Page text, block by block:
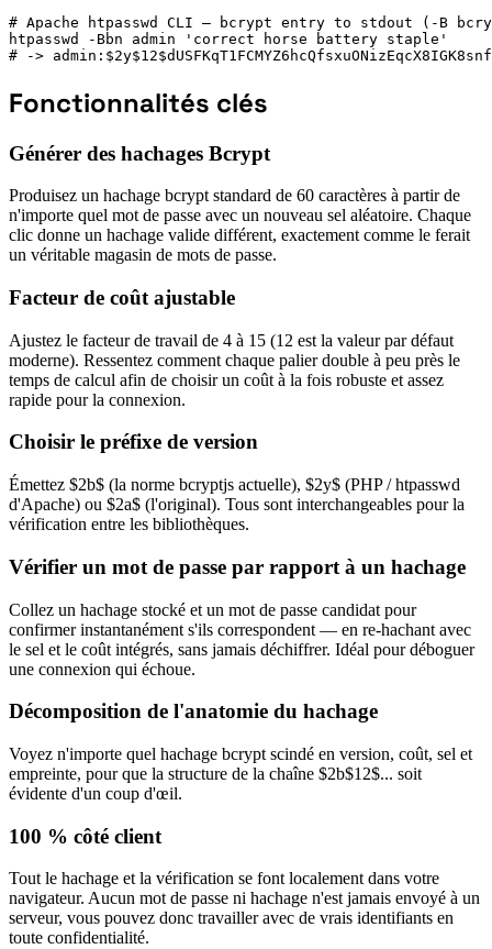
# Apache htpasswd CLI — bcrypt entry to stdout (-B
htpasswd -Bbn admin 'correct horse battery staple'
# ->
Fonctionnalités clés
Générer des hachages Bcrypt
Produisez un hachage bcrypt standard de 60 caractères à partir de
n'importe quel mot de passe avec un nouveau sel aléatoire. Chaque
clic donne un hachage valide différent, exactement comme le ferait
un véritable magasin de mots de passe.
Facteur de coût ajustable
Ajustez le facteur de travail de 4 à 15 (12 est la valeur par défaut
moderne). Ressentez comment chaque palier double à peu près le
temps de calcul afin de choisir un coût à la fois robuste et assez
rapide pour la connexion.
Choisir le préfixe de version
Émettez $2b$ (la norme bcryptjs actuelle), $2y$ (PHP / htpasswd
d'Apache) ou $2a$ (l'original). Tous sont interchangeables pour la
vérification entre les bibliothèques.
Vérifier un mot de passe par rapport à un hachage
Collez un hachage stocké et un mot de passe candidat pour
confirmer instantanément s'ils correspondent — en re-hachant avec
le sel et le coût intégrés, sans jamais déchiffrer. Idéal pour déboguer
une connexion qui échoue.
Décomposition de l'anatomie du hachage
Voyez n'importe quel hachage bcrypt scindé en version, coût, sel et
empreinte, pour que la structure de la chaîne $2b$12$... soit
évidente d'un coup d'œil.
100 % côté client
Tout le hachage et la vérification se font localement dans votre
navigateur. Aucun mot de passe ni hachage n'est jamais envoyé à un
serveur, vous pouvez donc travailler avec de vrais identifiants en
toute confidentialité.